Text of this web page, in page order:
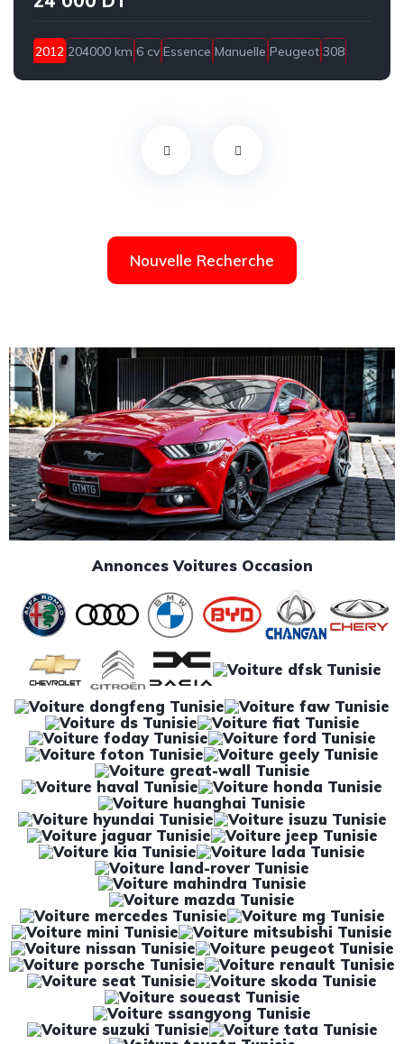
2012 204000 km 6 cv Essence Manuelle Peugeot 308
Ariana
Nouvelle Recherche
Annonces Voitures Occasion